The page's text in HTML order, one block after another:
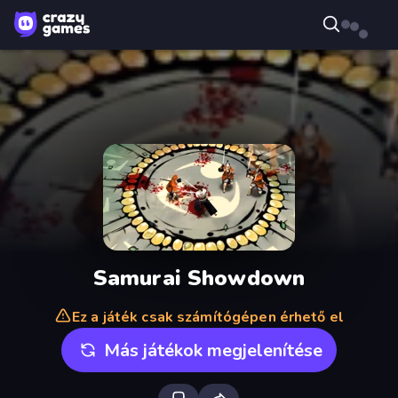
Samurai Showdown
Ez a játék csak számítógépen érhető el
Más játékok megjelenítése